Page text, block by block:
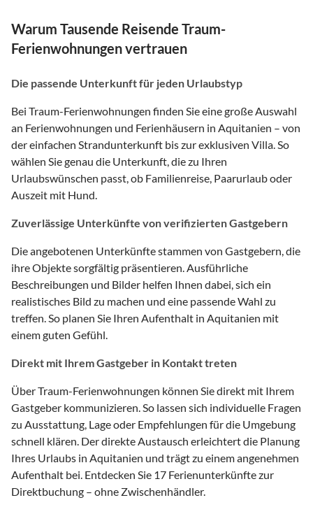
Warum Tausende Reisende Traum-
Ferienwohnungen vertrauen
Die passende Unterkunft für jeden Urlaubstyp
Bei Traum-Ferienwohnungen finden Sie eine große Auswahl
an Ferienwohnungen und Ferienhäusern in Aquitanien – von
der einfachen Strandunterkunft bis zur exklusiven Villa. So
wählen Sie genau die Unterkunft, die zu Ihren
Urlaubswünschen passt, ob Familienreise, Paarurlaub oder
Auszeit mit Hund.
Zuverlässige Unterkünfte von verifizierten Gastgebern
Die angebotenen Unterkünfte stammen von Gastgebern, die
ihre Objekte sorgfältig präsentieren. Ausführliche
Beschreibungen und Bilder helfen Ihnen dabei, sich ein
realistisches Bild zu machen und eine passende Wahl zu
treffen. So planen Sie Ihren Aufenthalt in Aquitanien mit
einem guten Gefühl.
Direkt mit Ihrem Gastgeber in Kontakt treten
Über Traum-Ferienwohnungen können Sie direkt mit Ihrem
Gastgeber kommunizieren. So lassen sich individuelle Fragen
zu Ausstattung, Lage oder Empfehlungen für die Umgebung
schnell klären. Der direkte Austausch erleichtert die Planung
Ihres Urlaubs in Aquitanien und trägt zu einem angenehmen
Aufenthalt bei. Entdecken Sie 17 Ferienunterkünfte zur
Direktbuchung – ohne Zwischenhändler.